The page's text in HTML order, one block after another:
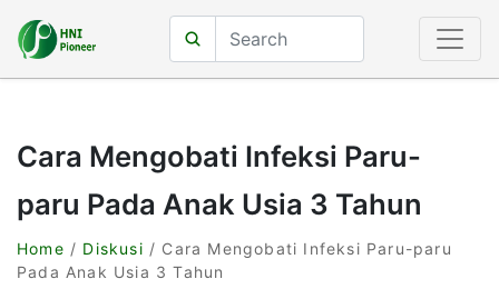
Cara Mengobati Infeksi Paru-
paru Pada Anak Usia 3 Tahun
Home / Diskusi / Cara Mengobati Infeksi Paru-paru
Pada Anak Usia 3 Tahun